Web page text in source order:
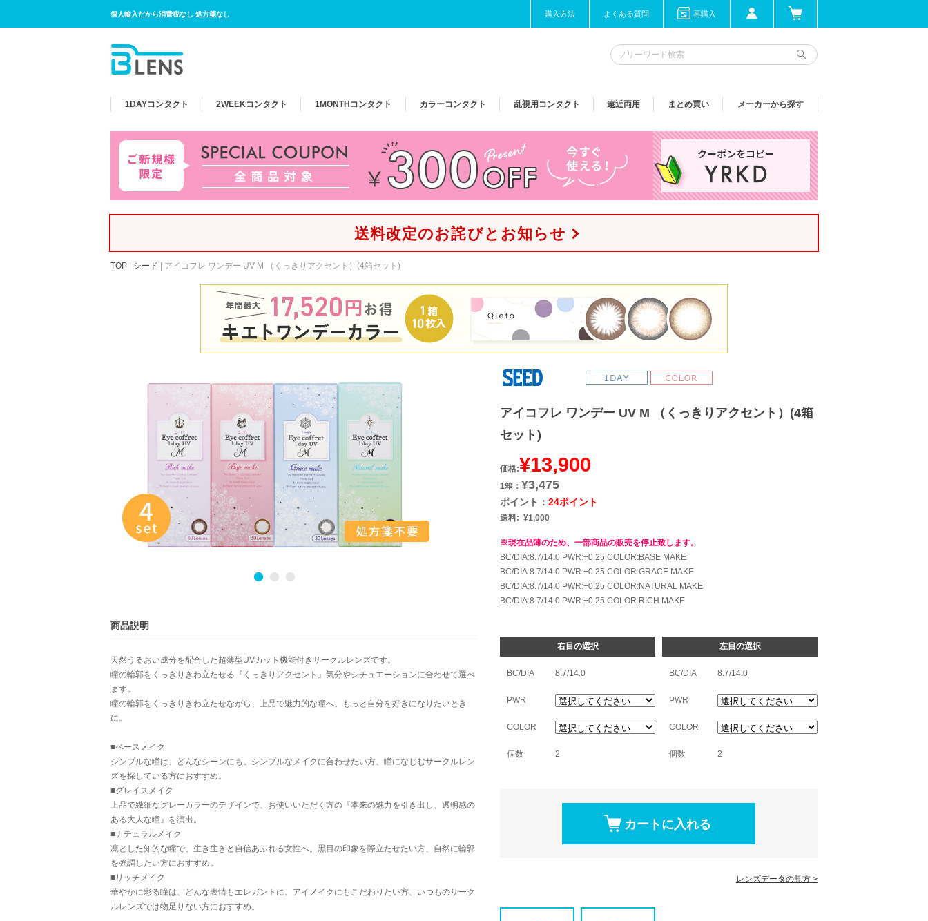
個人輸入だから消費税なし 処方箋なし 購入方法 よくある質問 再購入
1DAYコンタクト 2WEEKコンタクト 1MONTH コンタクト カラーコンタクト 乱視用 コンタクト 遠近両用 まとめ買い メーカーから探す
送料改定のお詫びとお知らせ
TOP シード アイコフレ ワンデー UV M （くっきりアクセント）(4箱セット)
商品説明
天然うるおい成分を配合した超薄型UVカット機能付きサークルレンズです。
瞳の輪郭をくっきりきわ立たせる『くっきりアクセント』気分やシチュエーションに合わせて選べ
ます。
瞳の輪郭をくっきりきわ立たせながら、上品で魅力的な瞳へ。もっと自分を好きになりたいとき
に。
■ベースメイク
シンプルな瞳は、どんなシーンにも。シンプルなメイクに合わせたい方、瞳になじむサークルレン
ズを探している方におすすめ。
■グレイスメイク
上品で繊細なグレーカラーのデザインで、お使いいただく方の『本来の魅力を引き出し、透明感の
ある大人な瞳』を演出。
■ナチュラルメイク
凛とした知的な瞳で、生き生きと自信あふれる女性へ。黒目の印象を際立たせたい方、自然に輪郭
を強調したい方におすすめ。
■リッチメイク
華やかに彩る瞳は、どんな表情もエレガントに。アイメイクにもこだわりたい方、いつものサーク
ルレンズでは物足りない方におすすめ。
アイコフレ ワンデー UV M （くっきりアクセント）(4箱
セット)
価格:¥13,900
1箱： ¥3,475
ポイント： 24ポイント
送料: ¥1,000
※現在品薄のため、一部商品の販売を停止致します。
BC/DIA:8.7/14.0 PWR:+0.25 COLOR:BASE MAKE
BC/DIA:8.7/14.0 PWR:+0.25 COLOR:GRACE MAKE
BC/DIA:8.7/14.0 PWR:+0.25 COLOR:NATURAL MAKE
BC/DIA:8.7/14.0 PWR:+0.25 COLOR:RICH MAKE
右目の選択
BC/DIA 8.7/14.0
PWR
COLOR
個数 2
左目の選択
BC/DIA 8.7/14.0
PWR
COLOR
個数 2
レンズデータの見方 >